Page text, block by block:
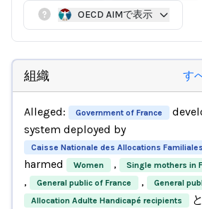
OECD AIMで表示
組織 す
Alleged: Government of France
system deployed by
Caisse Nationale des Allocations
harmed
Women , Single mothers in
, General public of France , General
Allocation Adulte Handicapé recipients と